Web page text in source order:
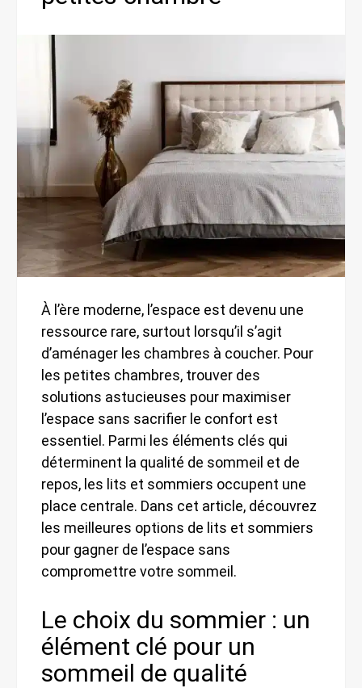
À l’ère moderne, l’espace est devenu une
ressource rare, surtout lorsqu’il s’agit
d’aménager les chambres à coucher. Pour
les petites chambres, trouver des
solutions astucieuses pour maximiser
l’espace sans sacrifier le confort est
essentiel. Parmi les éléments clés qui
déterminent la qualité de sommeil et de
repos, les lits et sommiers occupent une
place centrale. Dans cet article, découvrez
les meilleures options de lits et sommiers
pour gagner de l’espace sans
compromettre votre sommeil.
Le choix du sommier : un
élément clé pour un
sommeil de qualité